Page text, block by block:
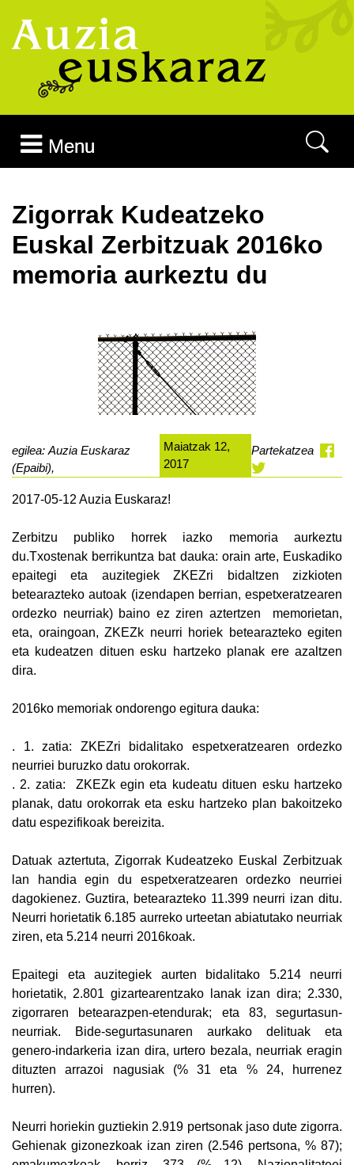
Menu
Zigorrak Kudeatzeko
Euskal Zerbitzuak 2016ko
memoria aurkeztu du
egilea: Auzia Euskaraz
(Epaibi),
Maiatzak 12,
2017
Partekatzea
2017-05-12 Auzia Euskaraz!
Zerbitzu publiko horrek iazko memoria aurkeztu
du.Txostenak berrikuntza bat dauka: orain arte, Euskadiko
epaitegi eta auzitegiek ZKEZri bidaltzen zizkioten
betearazteko autoak (izendapen berrian, espetxeratzearen
ordezko neurriak) baino ez ziren aztertzen memorietan,
eta, oraingoan, ZKEZk neurri horiek betearazteko egiten
eta kudeatzen dituen esku hartzeko planak ere azaltzen
dira.
2016ko memoriak ondorengo egitura dauka:
.
1. zatia: ZKEZri bidalitako espetxeratzearen ordezko
neurriei buruzko datu orokorrak.
. 2. zatia: ZKEZk egin eta kudeatu dituen esku hartzeko
planak, datu orokorrak eta esku hartzeko plan bakoitzeko
datu espezifikoak bereizita.
Datuak aztertuta, Zigorrak Kudeatzeko Euskal Zerbitzuak
lan handia egin du espetxeratzearen ordezko neurriei
dagokienez. Guztira, betearazteko 11.399 neurri izan ditu.
Neurri horietatik 6.185 aurreko urteetan abiatutako neurriak
ziren, eta 5.214 neurri 2016koak.
Epaitegi eta auzitegiek aurten bidalitako 5.214 neurri
horietatik, 2.801 gizartearentzako lanak izan dira; 2.330,
zigorraren betearazpen-etendurak; eta 83, segurtasun-
neurriak. Bide-segurtasunaren aurkako delituak eta
genero-indarkeria izan dira, urtero bezala, neurriak eragin
dituzten arrazoi nagusiak (% 31 eta % 24, hurrenez
hurren).
Neurri horiekin guztiekin 2.919 pertsonak jaso dute zigorra.
Gehienak gizonezkoak izan ziren (2.546 pertsona, % 87);